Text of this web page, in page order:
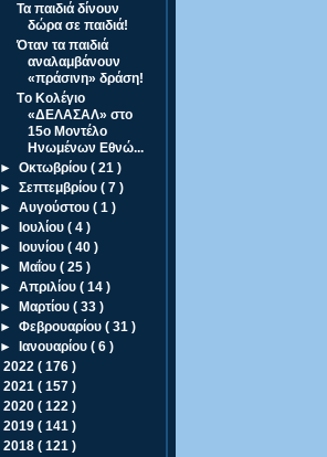
Τα παιδιά δίνουν
δώρα σε παιδιά!
Όταν τα παιδιά
αναλαμβάνουν
«πράσινη» δράση!
Tο Κολέγιο
«ΔΕΛΑΣΑΛ» στο
15o Μοντέλο
Ηνωμένων Εθνώ...
►Οκτωβρίου( 21 )
►Σεπτεμβρίου( 7 )
►Αυγούστου( 1 )
►
Ιουλίου( 4 )
►
Ιουνίου( 40 )
►
Μαΐου( 25 )
►Απριλίου( 14 )
►
Μαρτίου( 33 )
►Φεβρουαρίου( 31 )
►
Ιανουαρίου( 6 )
2022 ( 176 )
2021 ( 157 )
2020 ( 122 )
2019 ( 141 )
2018 ( 121 )